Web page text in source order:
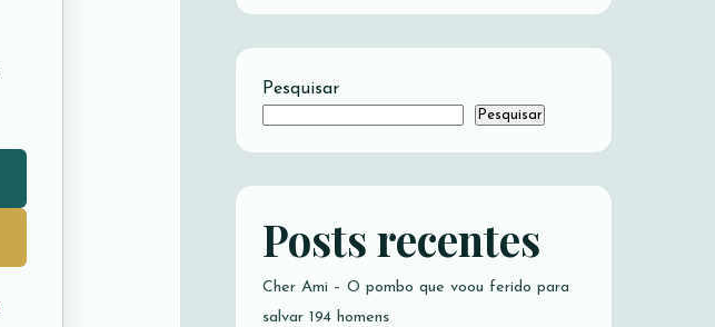
Pesquisar
Pesquisar
Posts recentes
Cher Ami – O pombo que voou ferido para
salvar 194 homens